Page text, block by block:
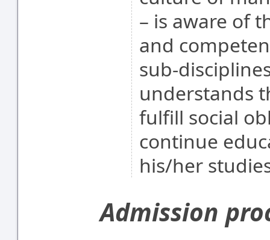
– is aware of
and
sub-
understands
fulfill social
continue
his/her
Admission